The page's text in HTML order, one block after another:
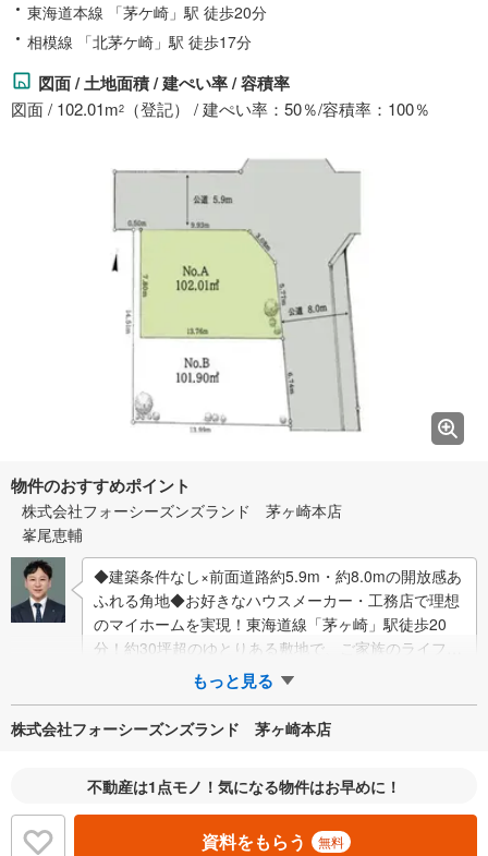
東海道本線 「茅ケ崎」駅 徒歩20分
相模線 「北茅ケ崎」駅 徒歩17分
図面 / 土地面積 / 建ぺい率 / 容積率
図面 / 102.01m2 （登記） / 建ぺい率：50％/容積率：100％
物件のおすすめポイント
株式会社フォーシーズンズランド 茅ヶ崎本店
峯尾恵輔
◆建築条件なし×前面道路約5.9m・約8.0mの開放感あ
ふれる角地◆お好きなハウスメーカー・工務店で理想
のマイホームを実現！東海道線「茅ヶ崎」駅徒歩20
分！約30坪超のゆとりある敷地で、ご家族のライフス
タイルに合わせた自由な住まい…
もっと見る
株式会社フォーシーズンズランド 茅ヶ崎本店
不動産は1点モノ！気になる物件はお早めに！
資料をもらう 無料